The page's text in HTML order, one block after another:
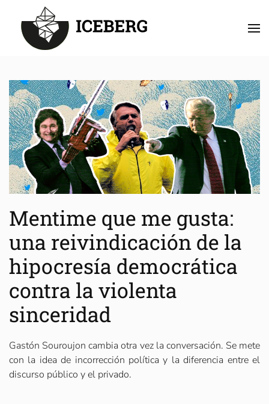
Skip to main content
Mentime que me gusta:
una reivindicación de la
hipocresía democrática
contra la violenta
sinceridad
Gastón Souroujon cambia otra vez la conversación. Se mete
con la idea de incorrección política y la diferencia entre el
discurso público y el privado.